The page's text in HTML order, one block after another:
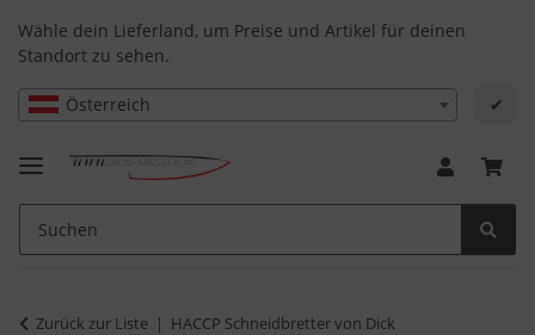
Wähle dein Lieferland, um Preise und Artikel für deinen
Standort zu sehen.
Österreich ✔
Zurück zur Liste HACCP Schneidbretter von Dick